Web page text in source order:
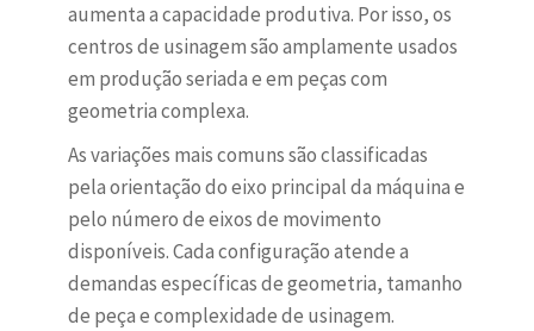
aumenta a capacidade produtiva. Por isso, os
centros de usinagem são amplamente usados
em produção seriada e em peças com
geometria complexa.
As variações mais comuns são classificadas
pela orientação do eixo principal da máquina e
pelo número de eixos de movimento
disponíveis. Cada configuração atende a
demandas específicas de geometria, tamanho
de peça e complexidade de usinagem.